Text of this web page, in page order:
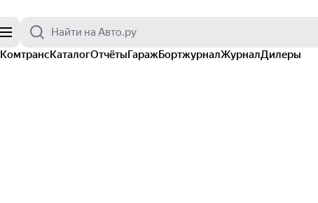
КомтрансКаталогОтчётыГаражБортжурналЖурналДилеры